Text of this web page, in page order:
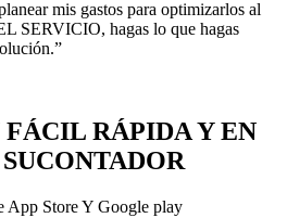
mis gastos para optimizarlos al
SERVICIO, hagas lo que hagas
RÁPIDA Y EN
App Store Y Google play